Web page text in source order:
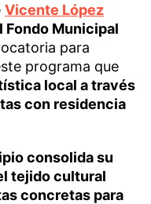
Vicente López
Municipal
para
programa que
local a través
con residencia
consolida su
tejido cultural
concretas para